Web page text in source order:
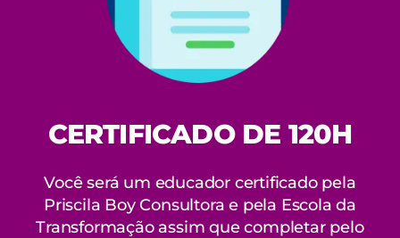
CERTIFICADO DE 120H
Você será um educador certificado pela
Priscila Boy Consultora e pela Escola da
Transformação assim que completar pelo